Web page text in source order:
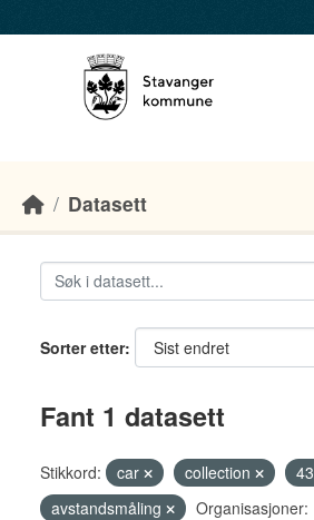
Datasett
Sorter etter
Fant 1 datasett
Stikkord: car collection
43
avstandsmåling
Organisasjoner: